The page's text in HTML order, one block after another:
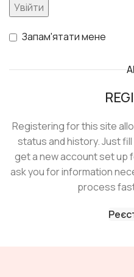
Увійти
Запам'ятати мене
Registering for this site
status and history. Just
get a new account set up
ask you for information
process